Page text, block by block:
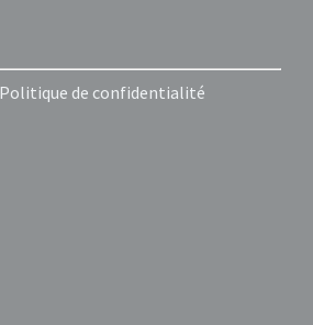
Politique de confidentialité